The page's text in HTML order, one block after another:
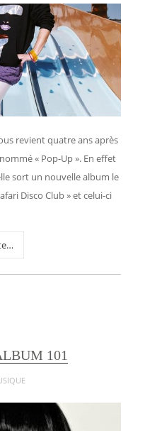
revient quatre ans après
« Pop-Up ». En effet
sort un nouvelle album le
Disco Club » et celui-ci
101